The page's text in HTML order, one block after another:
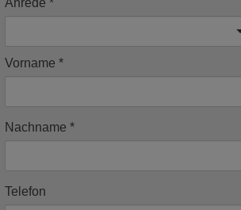
Vorname
Nachname
Telefon